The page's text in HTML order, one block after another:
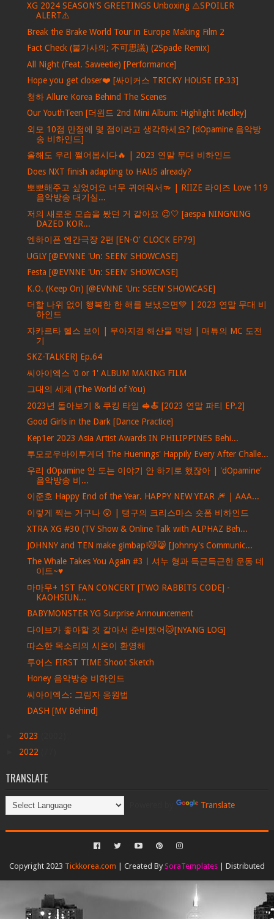
XG 2024 SEASON'S GREETINGS Unboxing ⚠️SPOILER
ALERT⚠️
Break the Brake World Tour in Europe Making Film 2
Fact Check (불가사의; 不可思議) (2Spade Remix)
All Night (Feat. Saweetie) [Performance]
Hope you get closer❤️ [싸이커스 TRICKY HOUSE EP.33]
청하 Allure Korea Behind The Scenes
Our YouthTeen [더윈드 2nd Mini Album: Highlight Medley]
외모 10점 만점에 몇 점이라고 생각하세요? [dOpamine 음악방
송 비하인드]
올해도 우리 쩔어봅시다🔥 | 2023 연말 무대 비하인드
Does NXT finish adapting to HAUS already?
뽀뽀해주고 싶었어요 너무 귀여워서🫳 | RIIZE 라이즈 Love 119
음악방송 대기실...
저의 새로운 모습을 봤던 거 같아요 😉🤍 [aespa NINGNING
DAZED KOR...
엔하이픈 엔간극장 2편 [EN-O' CLOCK EP79]
UGLY [@EVNNE 'Un: SEEN' SHOWCASE]
Festa [@EVNNE 'Un: SEEN' SHOWCASE]
K.O. (Keep On) [@EVNNE 'Un: SEEN' SHOWCASE]
더할 나위 없이 행복한 한 해를 보냈으면💚 | 2023 연말 무대 비
하인드
자카르타 헬스 보이 | 무아지경 해산물 먹방 | 매튜의 MC 도전
기
SKZ-TALKER] Ep.64
씨아이엑스 '0 or 1' ALBUM MAKING FILM
그대의 세계 (The World of You)
2023년 돌아보기 & 쿠킹 타임 🥪🍝 [2023 연말 파티 EP.2]
Good Girls in the Dark [Dance Practice]
Kep1er 2023 Asia Artist Awards IN PHILIPPINES Behi...
투모로우바이투게더 The Huenings' Happily Every After Challe...
우리 dOpamine 안 도는 이야기 안 하기로 했잖아 | 'dOpamine'
음악방송 비...
이준호 Happy End of the Year. HAPPY NEW YEAR 🎆 | AAA...
이렇게 찍는 거구나 😲 | 탱구의 크리스마스 숏폼 비하인드
XTRA XG #30 (TV Show & Online Talk with ALPHAZ Beh...
JOHNNY and TEN make gimbap!😼😸 [Johnny's Communic...
The Whale Takes You Again #3ㅣ셔누 형과 득근득근한 운동 데
이트~♥
마마무+ 1ST FAN CONCERT [TWO RABBITS CODE] -
KAOHSIUN...
BABYMONSTER YG Surprise Announcement
다이브가 좋아할 것 같아서 준비했어🐱[NYANG LOG]
따스한 목소리의 시온이 환영해
투어스 FIRST TIME Shoot Sketch
Honey 음악방송 비하인드
씨아이엑스: 그림자 응원법
DASH [MV Behind]
2023
2022
TRANSLATE
Translate
Copyright 2023 Tickkorea.com | Created By SoraTemplates| Distributed